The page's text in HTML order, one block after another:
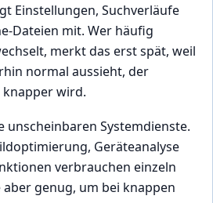
Einstellungen, Suchverläufe
Dateien mit. Wer häufig
merkt das erst spät, weil
normal aussieht, der
wird.
unscheinbaren Systemdienste.
Geräteanalyse
verbrauchen einzeln
genug, um bei knappen